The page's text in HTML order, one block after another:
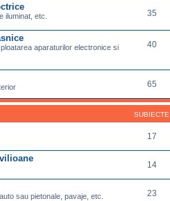
iluminat, etc.
35
aparaturilor electronice si
40
65
SUBIECTE
17
14
sau pietonale, pavaje, etc. 23